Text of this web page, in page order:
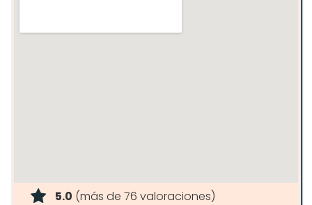
5.0 (más de 76 valoraciones)